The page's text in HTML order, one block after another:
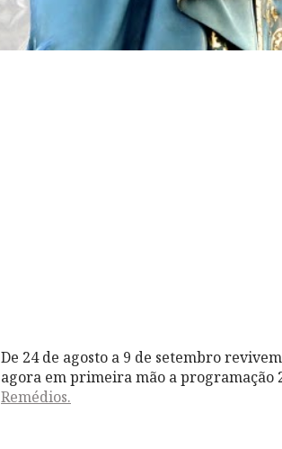
De 24 de agosto a 9 de setembro
agora em primeira mão a programação
Remédios.